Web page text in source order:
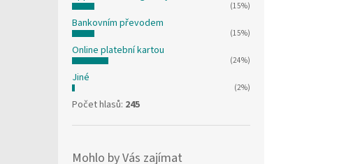
(15%)
Bankovním převodem
(15%)
Online platební kartou
(24%)
Jiné
(2%)
Počet hlasů: 245
Mohlo by Vás zajímat